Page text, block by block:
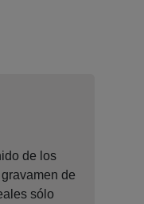
de los
de
sólo